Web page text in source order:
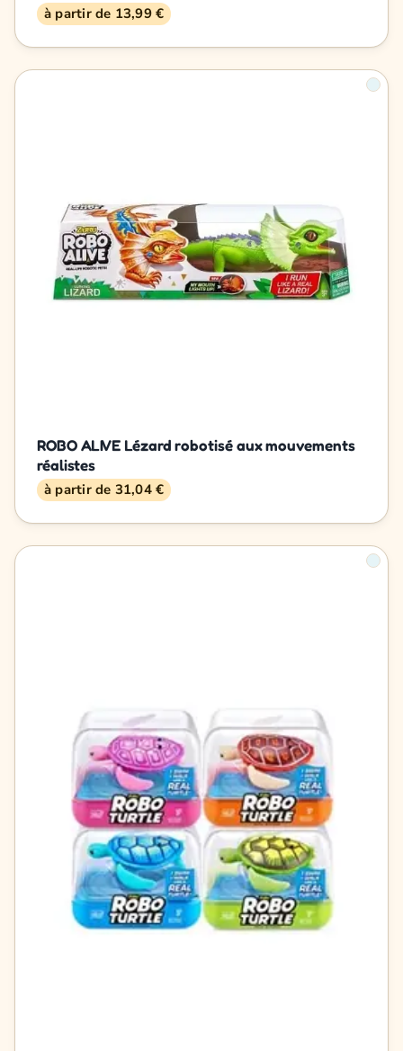
à partir de 13,99 €
ROBO ALIVE Lézard robotisé aux mouvements
réalistes
à partir de 31,04 €